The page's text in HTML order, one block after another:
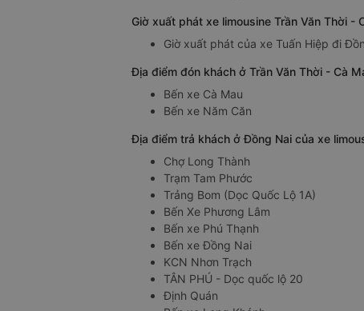
Giờ xuất phát xe limousine Trần Văn Thời -
Giờ xuất phát của xe Tuấn Hiệp đi
Địa điểm đón khách ở Trần Văn Thời - Cà
Bến xe Cà Mau
Bến xe Năm Căn
Địa điểm trả khách ở Đồng Nai của xe
Chợ Long Thành
Trạm Tam Phước
Trảng Bom (Dọc Quốc Lộ 1A)
Bến Xe Phương Lâm
Bến xe Phú Thạnh
Bến xe Đồng Nai
KCN Nhơn Trạch
TÂN PHÚ - Dọc quốc lộ 20
Định Quán